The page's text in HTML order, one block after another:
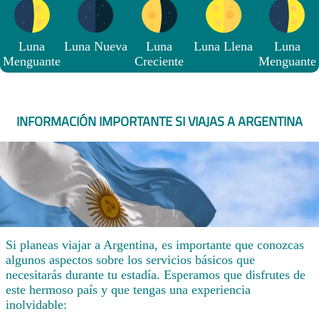
Luna
Menguante
Luna Nueva
Luna
Creciente
Luna Llena
Luna
Menguante
INFORMACIÓN IMPORTANTE SI VIAJAS A ARGENTINA
Si planeas viajar a Argentina, es importante que conozcas
algunos aspectos sobre los servicios básicos que
necesitarás durante tu estadía. Esperamos que disfrutes de
este hermoso país y que tengas una experiencia
inolvidable: